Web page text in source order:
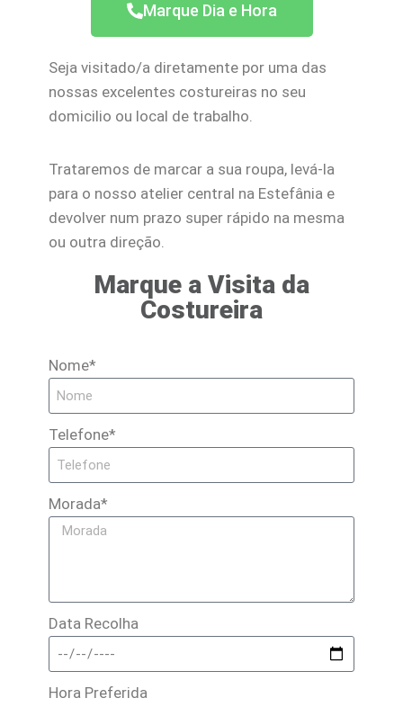
Marque Dia e Hora
Seja visitado/a diretamente por uma das
nossas excelentes costureiras no seu
domicilio ou local de trabalho.
Trataremos de marcar a sua roupa, levá-la
para o nosso atelier central na Estefânia e
devolver num prazo super rápido na mesma
ou outra direção.
Marque a Visita da
Costureira
Nome*
Telefone*
Morada*
Data Recolha
Hora Preferida